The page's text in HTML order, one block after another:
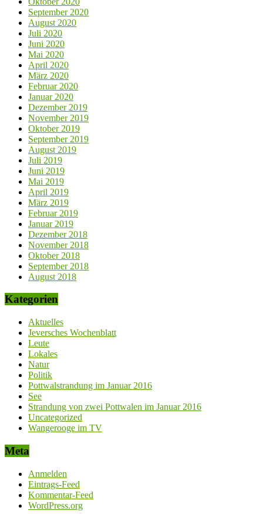
September 2020
August 2020
Juli 2020
Juni 2020
Mai 2020
April 2020
März 2020
Februar 2020
Januar 2020
Dezember 2019
November 2019
Oktober 2019
September 2019
August 2019
Juli 2019
Juni 2019
Mai 2019
April 2019
März 2019
Februar 2019
Januar 2019
Dezember 2018
November 2018
Oktober 2018
September 2018
August 2018
Kategorien
Aktuelles
Jeversches Wochenblatt
Leute
Lokales
Natur
Politik
Pottwalstrandung im Januar 2016
See
Strandung von zwei Pottwalen im Januar 2016
Uncategorized
Wangerooge im TV
Meta
Anmelden
Eintrags-Feed
Kommentar-Feed
WordPress.org